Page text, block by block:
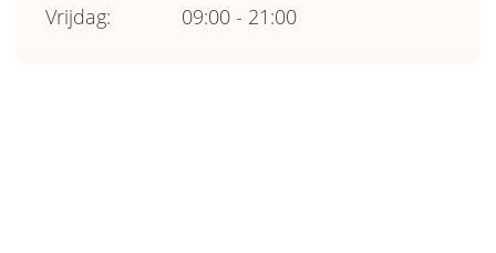
Vrijdag:
09:00 - 21:00